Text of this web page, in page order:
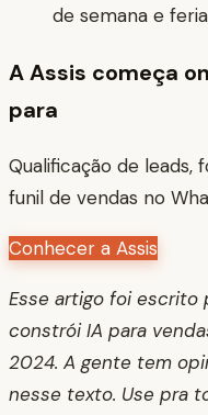
de semana e
A Assis começa
para
Qualificação de
funil de vendas no
Conhecer a Assis
Esse artigo foi escrito
constrói IA para
2024. A gente tem
nesse texto. Use pra